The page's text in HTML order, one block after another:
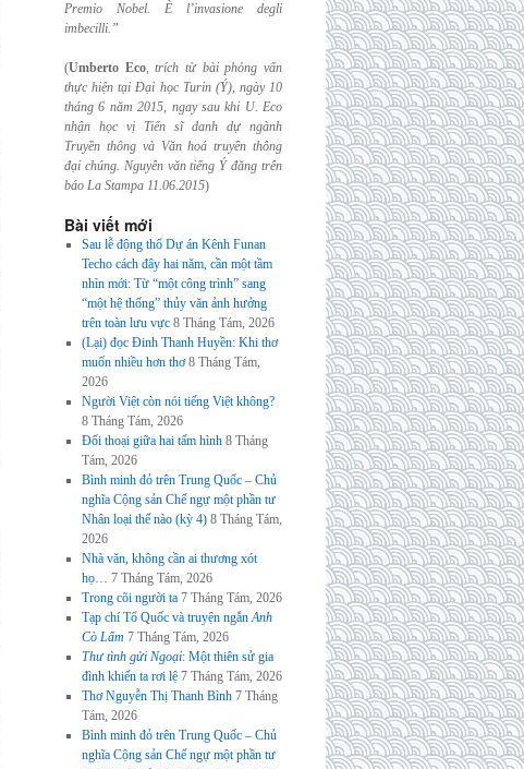
Premio Nobel. È l’invasione degli
imbecilli.”
(Umberto Eco,trích từ bài phỏng vấn
thực hiện tại Đại học Turin (Ý), ngày 10
tháng 6 năm 2015, ngay sau khi U. Eco
nhận học vị Tiến sĩ danh dự ngành
Truyền thông và Văn hoá truyền thông
đại chúng. Nguyên văn tiếng Ý đăng trên
báo La Stampa 11.06.2015)
Bài viết mới
Sau lễ động thổ Dự án Kênh Funan
Techo cách đây hai năm, cần một tầm
nhìn mới: Từ “một công trình” sang
“một hệ thống” thủy văn ảnh hưởng
trên toàn lưu vực 8 Tháng Tám, 2026
(Lại) đọc Đinh Thanh Huyền: Khi thơ
muốn nhiều hơn thơ 8 Tháng Tám,
2026
Người Việt còn nói tiếng Việt không?
8 Tháng Tám, 2026
Đối thoại giữa hai tấm hình 8 Tháng
Tám, 2026
Bình minh đỏ trên Trung Quốc – Chủ
nghĩa Cộng sản Chế ngự một phần tư
Nhân loại thế nào (kỳ 4) 8 Tháng Tám,
2026
Nhà văn, không cần ai thương xót
họ… 7 Tháng Tám, 2026
Trong cõi người ta 7 Tháng Tám, 2026
Tạp chí Tổ Quốc và truyện ngắnAnh
Cò Lấm 7 Tháng Tám, 2026
Thư tình gửi Ngoại: Một thiên sử gia
đình khiến ta rơi lệ 7 Tháng Tám, 2026
Thơ Nguyễn Thị Thanh Bình 7 Tháng
Tám, 2026
Bình minh đỏ trên Trung Quốc – Chủ
nghĩa Cộng sản Chế ngự một phần tư